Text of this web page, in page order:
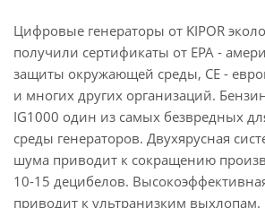
Цифровые генераторы от KIPOR
получили сертификаты от EPA -
защиты окружающей среды, CE -
и многих других организаций.
IG1000 один из самых безвредных
среды генераторов. Двухярусная
шума приводит к сокращению
10-15 децибелов.
приводит к ультранизким выхлопам.